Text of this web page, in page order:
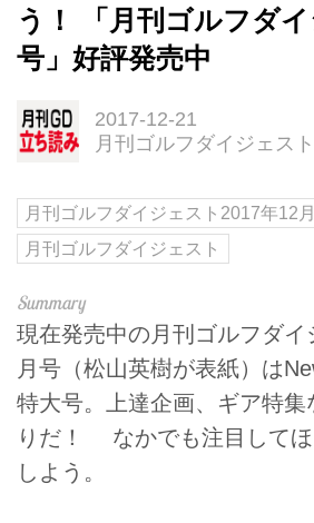
う！ 「月刊ゴルフダ
号」好評発売中
2017-12-21
月刊ゴルフダイジェス
月刊ゴルフダイジェスト2017年12
月刊ゴルフダイジェスト
現在発売中の月刊ゴルフダイ
月号（松山英樹が表紙）は
特大号。上達企画、ギア特集
りだ！ なかでも注目してほ
しよう。